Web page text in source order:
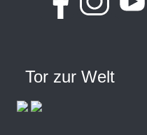
Tor zur Welt